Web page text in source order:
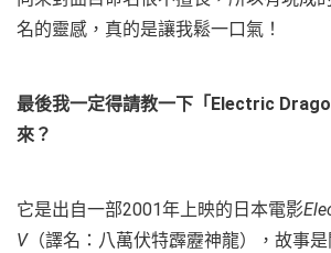
名的靈感，真的是讓我鬆一口氣！
最後我一定得請教一下「 Electric
來？
它是出自一部2001年上映的日本電影
V（譯名：八萬伏特霹靂神龍），故事